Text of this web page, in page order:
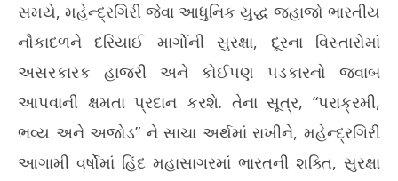
સમયે, મહેન્દ્રગિરી જેવા આધુનિક યુદ્ધ જહાજો ભારતીય
નૌકાદળને દરિયાઈ માર્ગોની સુરક્ષા, દૂરના વિસ્તારોમાં
અસરકારક હાજરી અને કોઈપણ પડકારનો જવાબ
આપવાની ક્ષમતા પ્રદાન કરશે. તેના સૂત્ર, “પરાક્રમી,
ભવ્ય અને અજોડ” ને સાચા અર્થમાં રાખીને, મહેન્દ્રગિરી
આગામી વર્ષોમાં હિંદ મહાસાગરમાં ભારતની શક્તિ, સુરક્ષા